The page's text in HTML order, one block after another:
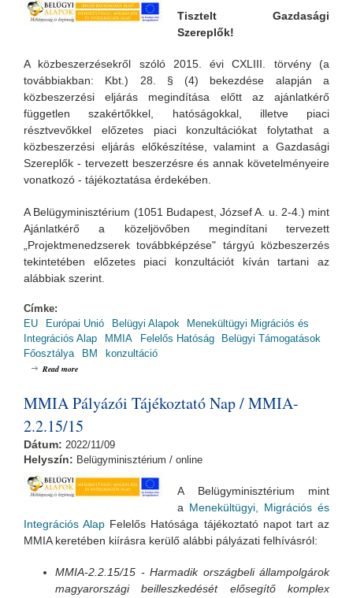
Tisztelt Gazdasági
Szereplők!
A közbeszerzésekről szóló 2015. évi CXLIII. törvény (a
továbbiakban: Kbt.) 28. § (4) bekezdése alapján a
közbeszerzési eljárás megindítása előtt az ajánlatkérő
független szakértőkkel, hatóságokkal, illetve piaci
résztvevőkkel előzetes piaci konzultációkat folytathat a
közbeszerzési eljárás előkészítése, valamint a Gazdasági
Szereplők - tervezett beszerzésre és annak követelményeire
vonatkozó - tájékoztatása érdekében.
A Belügyminisztérium (1051 Budapest, József A. u. 2-4.) mint
Ajánlatkérő a közeljövőben megindítani tervezett
„Projektmenedzserek továbbképzése" tárgyú közbeszerzés
tekintetében előzetes piaci konzultációt kíván tartani az
alábbiak szerint.
Címke:
EU
Európai Unió Belügyi Alapok
Menekültügyi Migrációs és
Integrációs Alap
MMIA Felelős Hatóság
Belügyi Támogatások
Főosztálya
BM konzultáció
Read more
MMIA Pályázói Tájékoztató Nap / MMIA-
2.2.15/15
Dátum: 2022/11/09
Helyszín: Belügyminisztérium / online
A Belügyminisztérium mint
a Menekültügyi, Migrációs és
Integrációs Alap Felelős Hatósága tájékoztató napot tart az
MMIA keretében kiírásra kerülő alábbi pályázati felhívásról:
MMIA-2.2.15/15 - Harmadik országbeli állampolgárok
magyarországi beilleszkedését elősegítő komplex